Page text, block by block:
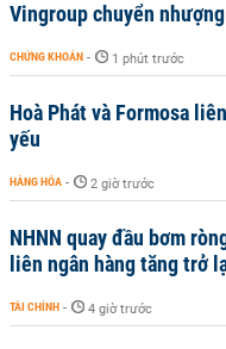
Vingroup chuyển
CHỨNG KHOÁN - 1 phút trước
Hoà Phát và Formosa
yếu
HÀNG HÓA - 2 giờ trước
NHNN quay đầu bơm
liên ngân hàng tăng trở
TÀI CHÍNH - 4 giờ trước